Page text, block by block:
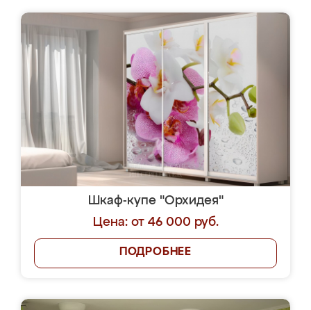
Шкаф-купе "Орхидея"
Цена: от 46 000 руб.
ПОДРОБНЕЕ